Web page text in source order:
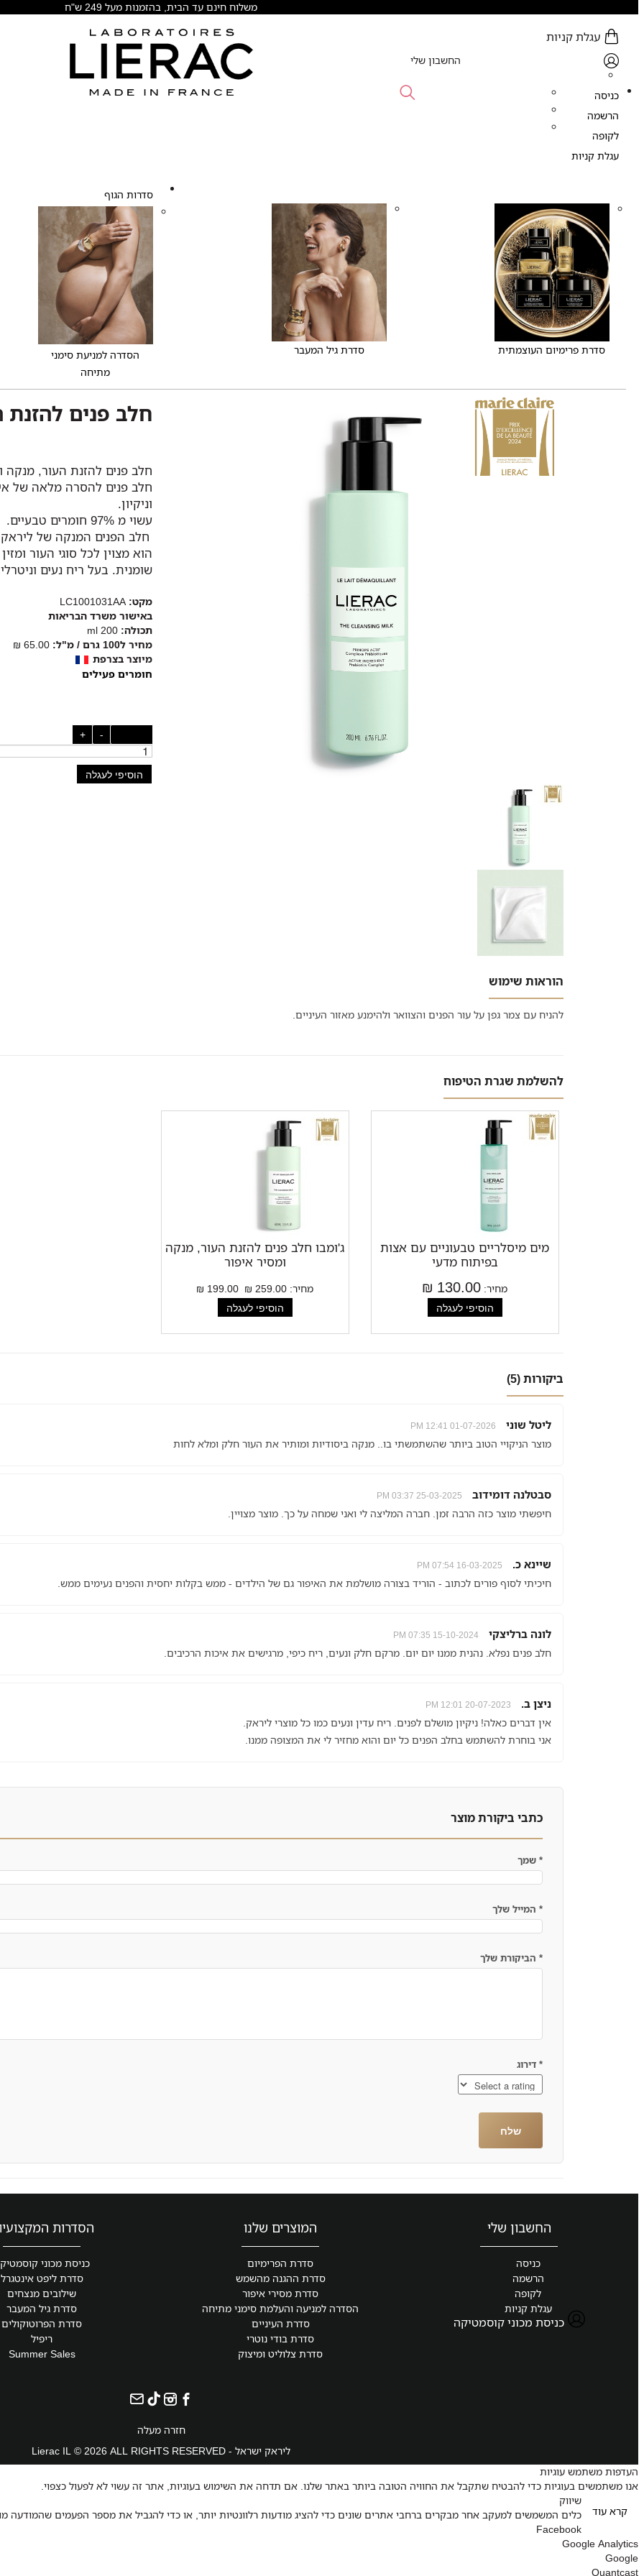
משלוח חינם עד הבית, בהזמנות מעל 249 ש"ח
עגלת קניות
החשבון שלי
כניסה
הרשמה
לקופה
עגלת קניות
סדרת פרימיום העוצמתית סדרת גיל המעבר
סדרות הגוף
הסדרה למניעת סימני
מתיחה
חלב פנים להזנת
חלב פנים להזנת העור, מנקה
חלב פנים להסרה מלאה של
וניקיון.
עשוי מ 97% חומרים טבעיים.
חלב הפנים המנקה של ליראק
הוא מצוין לכל סוגי העור
שומנית. בעל ריח נעים
מקט: LC1001031AA
באישור משרד הבריאות
תכולה: 200 ml
מחיר ל100 גרם / מ"ל:
65.00 ₪
מיוצר בצרפת
חומרים פעילים
-
+
הוסיפי לעגלה
הוראות שימוש
להניח עם צמר גפן על עור הפנים והצוואר ולהימנע מאזור העיניים.
להשלמת שגרת הטיפוח
מים מיסלריים טבעוניים עם אצות
בפיתוח מדעי
מחיר: 130.00 ₪
ג'ומבו חלב פנים להזנת העור, מנקה
ומסיר איפור
מחיר: 259.00 ₪
199.00 ₪
ביקורות (5)
ליטל שוני 01-07-2026 12:41 PM
מוצר הניקויי הטוב ביותר שהשתמשתי בו.. מנקה ביסודיות ומותיר את העור חלק ומלא לחות
סבטלנה דומידוב 25-03-2025 03:37 PM
חיפשתי מוצר כזה הרבה זמן. חברה המליצה לי ואני שמחה על כך. מוצר מצויין.
שיינא כ. 16-03-2025 07:54 PM
חיכיתי לסוף פורים לכתוב - הוריד בצורה מושלמת את האיפור גם של הילדים - ממש בקלות יחסית והפנים נעימים ממש.
לונה ברליצקי 15-10-2024 07:35 PM
חלב פנים נפלא. נהנית ממנו יום יום. מרקם חלק ונעים, ריח כיפי, מרגישים את איכות הרכיבים.
ניצן ב. 20-07-2023 12:01 PM
אין דברים כאלה! ניקיון מושלם לפנים. ריח עדין ונעים כמו כל מוצרי ליראק.
אני בוחרת להשתמש בחלב הפנים כל יום והוא מחזיר לי את המצופה ממנו.
כתבי ביקורת מוצר
* שמך
* המייל שלך
* הביקורת שלך
* דירוג
הסדרות
כניסת מכוני
סדרת ליפט אינטגרל
שילובים מנצחים
סדרת גיל המעבר
סדרת הפרוטוקולים
ריפיל
Summer Sales
המוצרים שלנו
סדרת הפרימיום
סדרת ההגנה מהשמש
סדרת מסירי איפור
הסדרה למניעה והעלמת סימני מתיחה
סדרת העיניים
סדרת בודי נוטרי
סדרת צלוליט ומיצוק
החשבון שלי
כניסה
הרשמה
לקופה
עגלת קניות
כניסת מכוני קוסמטיקה
חזרה מעלה
ליראק ישראל - Lierac IL © 2026 ALL RIGHTS RESERVED
העדפות משתמש עוגיות
אנו משתמשים בעוגיות כדי להבטיח שתקבל את החוויה הטובה ביותר באתר שלנו. אם תדחה את השימוש בעוגיות, אתר זה עשוי לא לפעול כצפוי.
קרא עוד
שיווק
כלים המשמשים למעקב אחר מבקרים ברחבי אתרים שונים כדי להציג מודעות רלוונטיות יותר, או כדי להגביל את מספר הפעמים שהמודעה
Facebook
Google Analytics
Google
Quantcast